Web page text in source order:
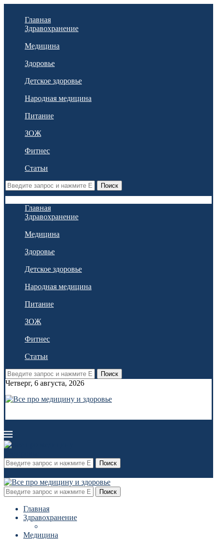
Главная
Здравохранение
Медицина
Здоровье
Детское здоровье
Народная медицина
Питание
ЗОЖ
Фитнес
Статьи
Поиск
Главная
Здравохранение
Медицина
Здоровье
Детское здоровье
Народная медицина
Питание
ЗОЖ
Фитнес
Статьи
Поиск
Четверг, 6 августа, 2026
Поиск
Поиск
Главная
Здравохранение
Медицина